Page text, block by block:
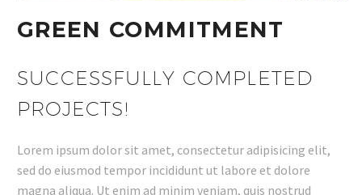
GREEN COMMITMENT
SUCCESSFULLY COMPLETED
PROJECTS!
Lorem ipsum dolor sit amet, consectetur adipisicing elit,
sed do eiusmod tempor incididunt ut labore et dolore
magna aliqua. Ut enim ad minim veniam, quis nostrud